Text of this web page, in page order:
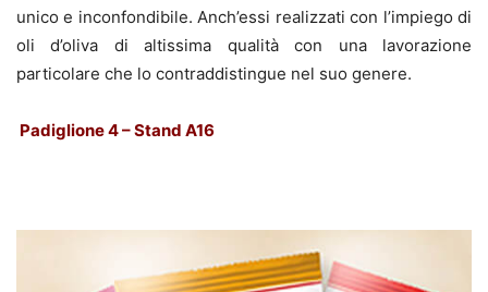
unico e inconfondibile. Anch’essi realizzati con l’impiego di
oli d’oliva di altissima qualità con una lavorazione
particolare che lo contraddistingue nel suo genere.
Padiglione 4 – Stand A16